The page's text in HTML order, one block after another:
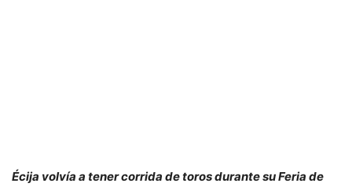
Écija volvía a tener corrida de toros durante su Feria de